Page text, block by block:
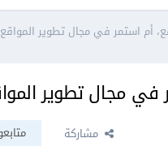
أم استمر في مجال تطوير
في مجال تطوير
مشاركة